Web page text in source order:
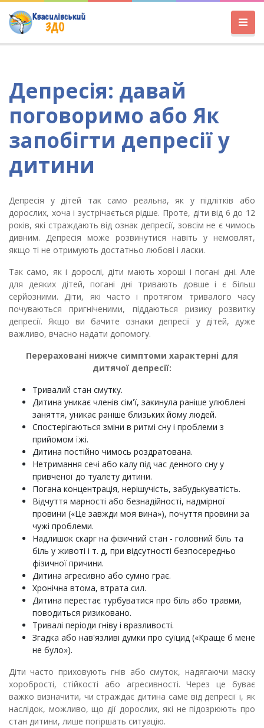
Депресія: давай
поговоримо або Як
запобігти депресії у
дитини
Депресія у дітей так само реальна, як у підлітків або
дорослих, хоча і зустрічається рідше. Проте, діти від 6 до 12
років, які страждають від ознак депресії, зовсім не є чимось
дивним. Депресія може розвинутися навіть у немовлят,
якщо ті не отримують достатньо любові і ласки.
Так само, як і дорослі, діти мають хороші і погані дні. Але
для деяких дітей, погані дні тривають довше і є більш
серйозними. Діти, які часто і протягом тривалого часу
почуваються пригніченими, піддаються ризику розвитку
депресії. Якщо ви бачите ознаки депресії у дітей, дуже
важливо, вчасно надати допомогу.
Перераховані нижче симптоми характерні для
дитячої депресії:
Тривалий стан смутку.
Дитина уникає членів сім'ї, закинула раніше улюблені
заняття, уникає раніше близьких йому людей.
Спостерігаються зміни в ритмі сну і проблеми з
прийомом їжі.
Дитина постійно чимось роздратована.
Нетримання сечі або калу під час денного сну у
привченої до туалету дитини.
Погана концентрація, нерішучість, забудькуватість.
Відчуття марності або безнадійності, надмірної
провини («Це завжди моя вина»), почуття провини за
чужі проблеми.
Надлишок скарг на фізичний стан - головний біль та
біль у животі і т. д, при відсутності безпосередньо
фізичної причини.
Дитина агресивно або сумно грає.
Хронічна втома, втрата сил.
Дитина перестає турбуватися про біль або травми,
поводиться ризиковано.
Тривалі періоди гніву і вразливості.
Згадка або нав'язливі думки про суїцид («Краще б мене
не було»).
Діти часто приховують гнів або смуток, надягаючи маску
хоробрості, стійкості або агресивності. Через це буває
важко визначити, чи страждає дитина саме від депресії і, як
наслідок, можливо, що дії дорослих, які не підозрюють про
стан дитини, лише погіршать ситуацію.